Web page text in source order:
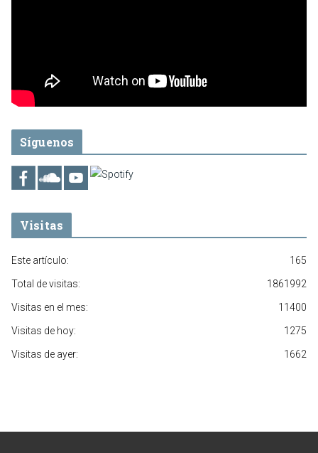
Síguenos
Visitas
165
Este artículo:
1861992
Total de visitas:
11400
Visitas en el mes:
1275
Visitas de hoy:
1662
Visitas de ayer: